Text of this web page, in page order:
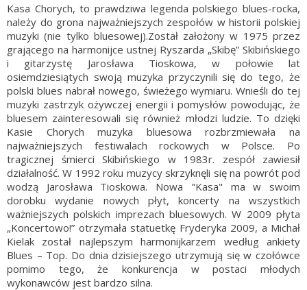
Kasa Chorych, to prawdziwa legenda polskiego blues-rocka,
należy do grona najważniejszych zespołów w historii polskiej
muzyki (nie tylko bluesowej).Został założony w 1975 przez
grającego na harmonijce ustnej Ryszarda „Skibę” Skibińskiego
i gitarzystę Jarosława Tioskowa, w połowie lat
osiemdziesiątych swoją muzyka przyczynili się do tego, że
polski blues nabrał nowego, świeżego wymiaru. Wnieśli do tej
muzyki zastrzyk ożywczej energii i pomysłów powodując, że
bluesem zainteresowali się również młodzi ludzie. To dzięki
Kasie Chorych muzyka bluesowa rozbrzmiewała na
najważniejszych festiwalach rockowych w Polsce. Po
tragicznej śmierci Skibińskiego w 1983r. zespół zawiesił
działalność. W 1992 roku muzycy skrzyknęli się na powrót pod
wodzą Jarosława Tioskowa. Nowa "Kasa" ma w swoim
dorobku wydanie nowych płyt, koncerty na wszystkich
ważniejszych polskich imprezach bluesowych. W 2009 płyta
„Koncertowo!” otrzymała statuetkę Fryderyka 2009, a Michał
Kielak został najlepszym harmonijkarzem według ankiety
Blues – Top. Do dnia dzisiejszego utrzymują się w czołówce
pomimo tego, że konkurencja w postaci młodych
wykonawców jest bardzo silna.